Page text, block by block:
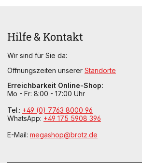
Hilfe & Kontakt
Wir sind für Sie da:
Öffnungszeiten unserer Standorte
Erreichbarkeit Online-Shop:
Mo - Fr: 8:00 - 17:00 Uhr
Tel.: +49 (0) 7763 8000 96
WhatsApp: +49 175 5908 396
E-Mail: megashop@brotz.de